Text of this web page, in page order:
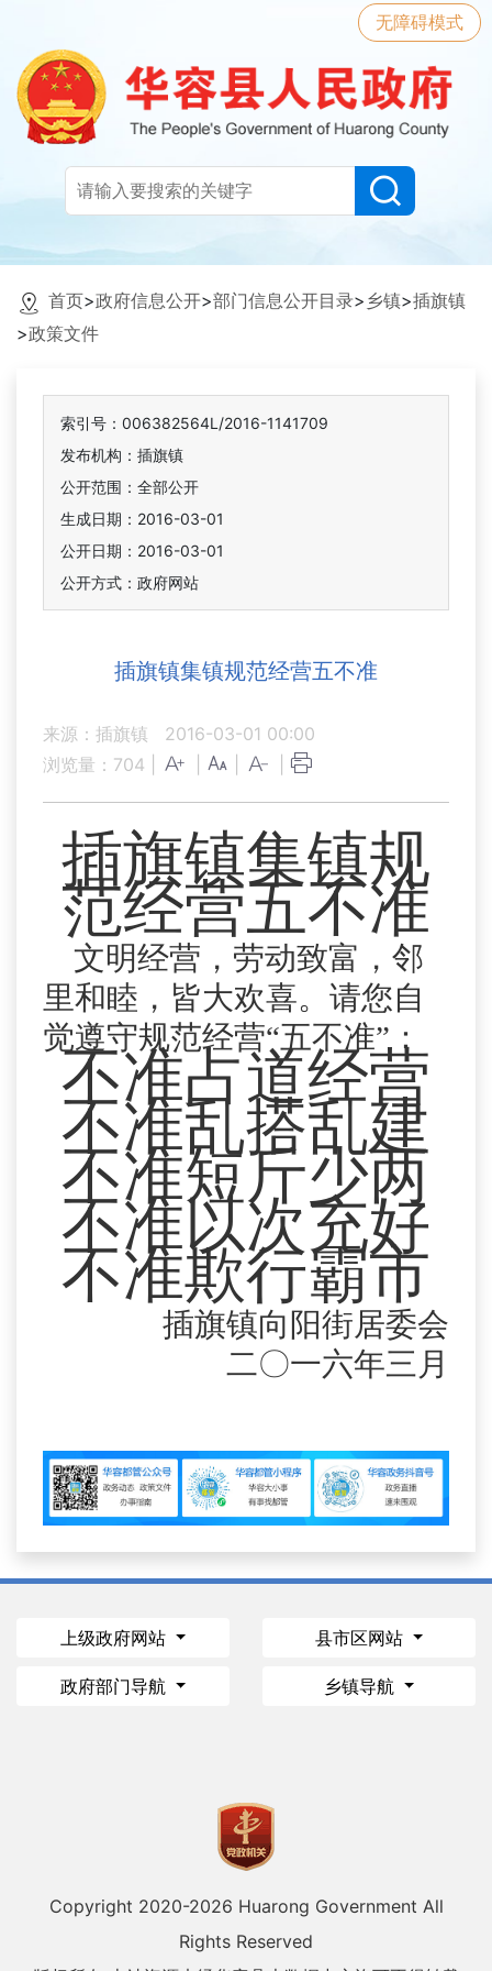
无障碍模式
首页>政府信息公开>部门信息公开目录> 乡镇>插旗镇
>政策文件
索引号：006382564L/2016-1141709
发布机构：插旗镇
公开范围：全部公开
生成日期：2016-03-01
公开日期：2016-03-01
公开方式：政府网站
插旗镇集镇规范经营五不准
来源：插旗镇
2016-03-01 00:00
浏览量： 704
插旗镇集镇规
范经营五不准
文明经营，劳动致富，邻
里和睦，皆大欢喜。请您自
觉遵守规范经营“五不准”：
不准占道经营
不准乱搭乱建
不准短斤少两
不准以次充好
不准欺行霸市
插旗镇向阳街居委会
二〇一六年三月
上级政府网站 县市区网站
政府部门导航 乡镇导航
Copyright 2020-2026 Huarong Government All
Rights Reserved